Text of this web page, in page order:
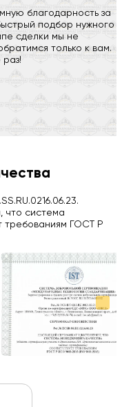
благодарность за
подбор нужного
сделки мы не
только к вам.
что система
требованиям ГОСТ Р